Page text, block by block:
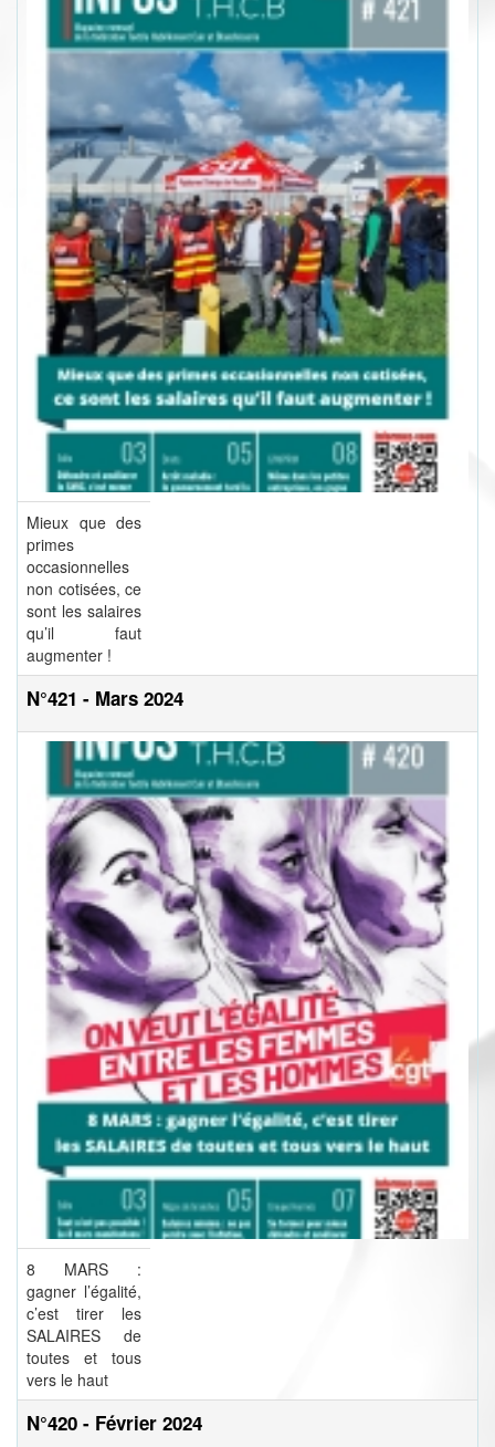
Mieux que des
primes
occasionnelles
non cotisées, ce
sont les salaires
qu’il faut
augmenter !
N°421 - Mars 2024
8 MARS :
gagner l’égalité,
c’est tirer les
SALAIRES de
toutes et tous
vers le haut
N°420 - Février 2024